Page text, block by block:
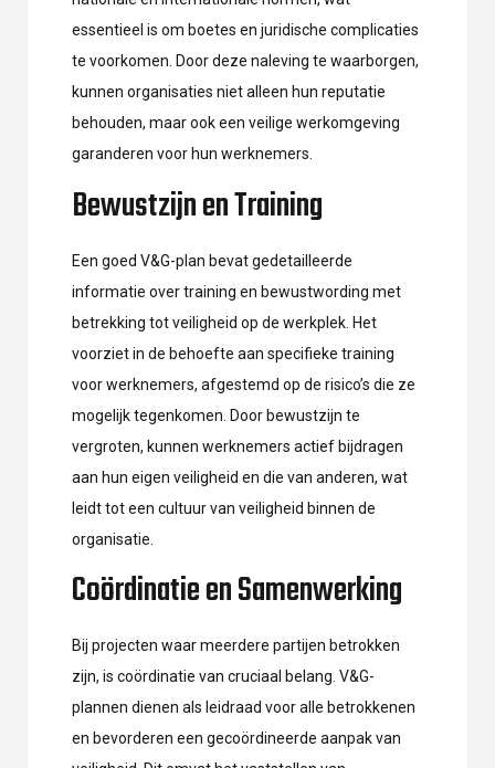
essentieel is om boetes en juridische complicaties
te voorkomen. Door deze naleving te waarborgen,
kunnen organisaties niet alleen hun reputatie
behouden, maar ook een veilige werkomgeving
garanderen voor hun werknemers.
Bewustzijn en Training
Een goed V&G-plan bevat gedetailleerde
informatie over training en bewustwording met
betrekking tot veiligheid op de werkplek. Het
voorziet in de behoefte aan specifieke training
voor werknemers, afgestemd op de risico’s die ze
mogelijk tegenkomen. Door bewustzijn te
vergroten, kunnen werknemers actief bijdragen
aan hun eigen veiligheid en die van anderen, wat
leidt tot een cultuur van veiligheid binnen de
organisatie.
Coördinatie en Samenwerking
Bij projecten waar meerdere partijen betrokken
zijn, is coördinatie van cruciaal belang. V&G-
plannen dienen als leidraad voor alle betrokkenen
en bevorderen een gecoördineerde aanpak van